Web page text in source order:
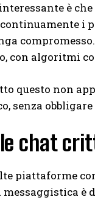
è
i
con algoritmi
questo non
senza
le chat
piattaforme
messaggistica